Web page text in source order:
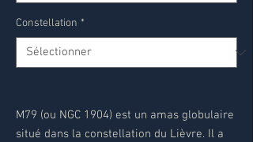
Constellation *
M79 (ou NGC 1904) est un amas globulaire
situé dans la constellation du Lièvre. Il a